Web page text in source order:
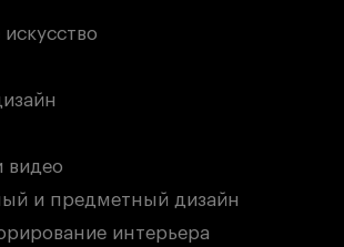
видео
и предметный дизайн
интерьера